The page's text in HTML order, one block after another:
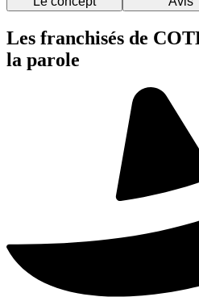
Les franchisés de
la parole